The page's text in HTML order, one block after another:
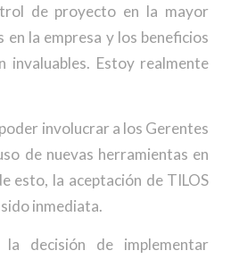
de proyecto en la mayor
en la empresa y los beneficios
invaluables. Estoy realmente
involucrar a los Gerentes
de nuevas herramientas en
esto, la aceptación de TILOS
inmediata.
la decisión de implementar